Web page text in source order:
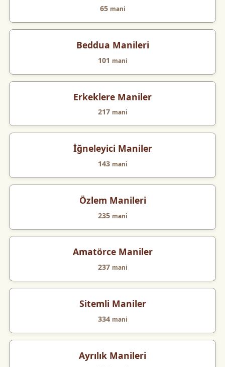
65 mani
Beddua Manileri
101 mani
Erkeklere Maniler
217 mani
İğneleyici Maniler
143 mani
Özlem Manileri
235 mani
Amatörce Maniler
237 mani
Sitemli Maniler
334 mani
Ayrılık Manileri